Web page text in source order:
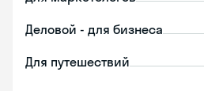
Деловой - для бизнеса
Для путешествий